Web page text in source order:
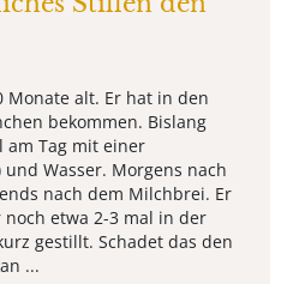
Monate alt. Er hat in den
bekommen. Bislang
am Tag mit einer
Wasser. Morgens nach
nach dem Milchbrei. Er
etwa 2-3 mal in der
gestillt. Schadet das den
...